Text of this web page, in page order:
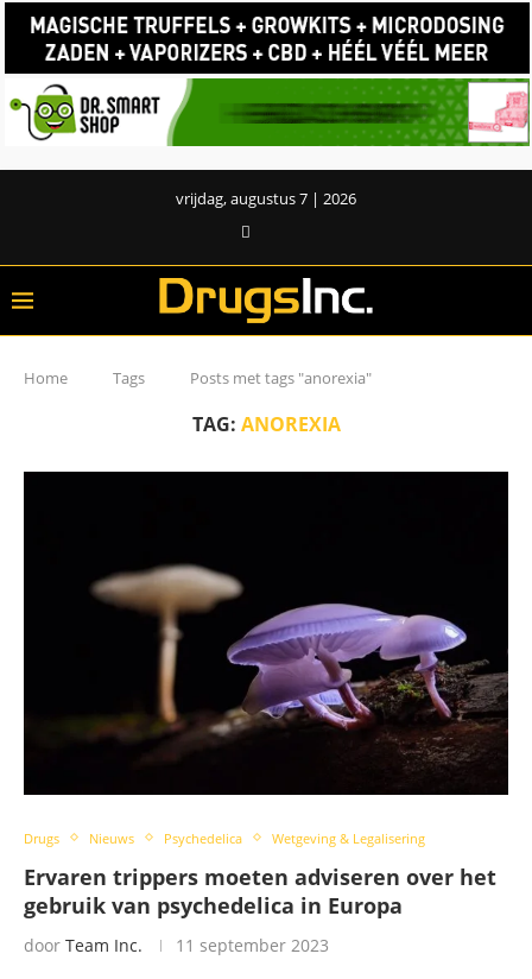
vrijdag, augustus 7 | 2026
Home Tags Posts met tags "anorexia"
TAG: ANOREXIA
Drugs Nieuws Psychedelica Wetgeving & Legalisering
Ervaren trippers moeten adviseren over het
gebruik van psychedelica in Europa
door Team Inc. 11 september 2023